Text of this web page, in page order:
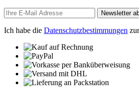
Newsletter
Ich habe die Datenschutzbestimmungen